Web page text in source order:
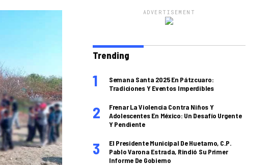
ADVERTISEMENT
Trending
Semana Santa 2025 En Pátzcuaro:
Tradiciones Y Eventos Imperdibles
Frenar La Violencia Contra Niños Y
Adolescentes En México: Un Desafío Urgente
Y Pendiente
El Presidente Municipal De Huetamo, C.P.
Pablo Varona Estrada, Rindió Su Primer
Informe De Gobierno